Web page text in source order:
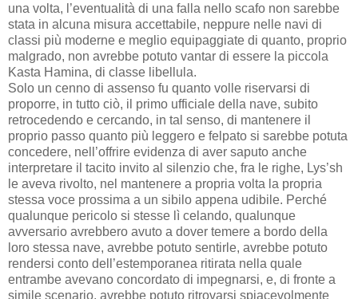
una volta, l’eventualità di una falla nello scafo non sarebbe
stata in alcuna misura accettabile, neppure nelle navi di
classi più moderne e meglio equipaggiate di quanto, proprio
malgrado, non avrebbe potuto vantar di essere la piccola
Kasta Hamina, di classe libellula.
Solo un cenno di assenso fu quanto volle riservarsi di
proporre, in tutto ciò, il primo ufficiale della nave, subito
retrocedendo e cercando, in tal senso, di mantenere il
proprio passo quanto più leggero e felpato si sarebbe potuta
concedere, nell’offrire evidenza di aver saputo anche
interpretare il tacito invito al silenzio che, fra le righe, Lys’sh
le aveva rivolto, nel mantenere a propria volta la propria
stessa voce prossima a un sibilo appena udibile. Perché
qualunque pericolo si stesse lì celando, qualunque
avversario avrebbero avuto a dover temere a bordo della
loro stessa nave, avrebbe potuto sentirle, avrebbe potuto
rendersi conto dell’estemporanea ritirata nella quale
entrambe avevano concordato di impegnarsi, e, di fronte a
simile scenario, avrebbe potuto ritrovarsi spiacevolmente